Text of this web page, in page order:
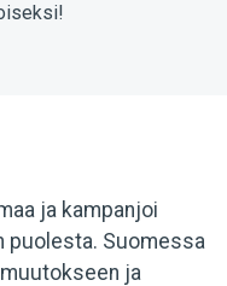
ja kampanjoi
puolesta. Suomessa
ja